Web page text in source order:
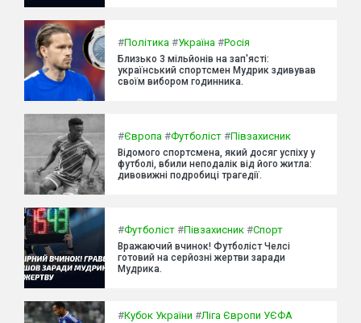
#Політика #Україна #Росія
Близько 3 мільйонів на зап'ясті:
український спортсмен Мудрик здивував
своїм вибором годинника.
#Європа #Футболіст #Півзахисник
Відомого спортсмена, який досяг успіху у
футболі, вбили неподалік від його житла:
дивовижні подробиці трагедії.
#Футболіст #Півзахисник #Спорт
Вражаючий вчинок! Футболіст Челсі
готовий на серйозні жертви заради
Мудрика.
#Кубок України #Ліга Європи УЄФА